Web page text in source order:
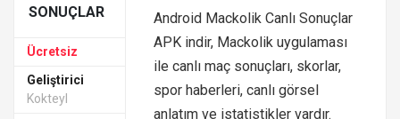
SONUÇLAR
Ücretsiz
Geliştirici
Kokteyl
Android Mackolik Canlı Sonuçlar
APK indir, Mackolik uygulaması
ile canlı maç sonuçları, skorlar,
spor haberleri, canlı görsel
anlatım ve istatistikler vardır.